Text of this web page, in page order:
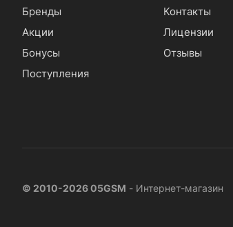
Бренды
Акции
Бонусы
Поступления
Контакты
Лицензии
Отзывы
© 2010-2026 05GSM - Интернет-магазин